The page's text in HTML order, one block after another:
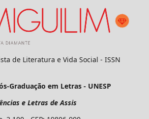
de Literatura e Vida Social - ISSN
Graduação em Letras - UNESP
e Letras de Assis